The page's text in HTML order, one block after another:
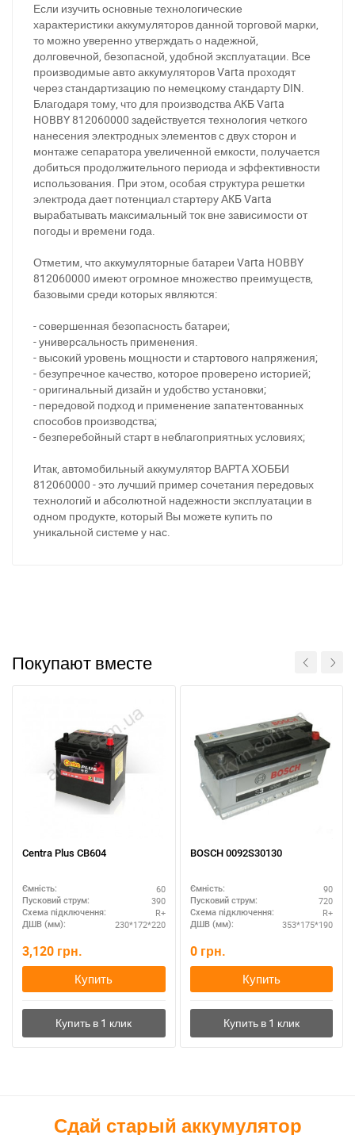
Если изучить основные технологические
характеристики аккумуляторов данной торговой марки,
то можно уверенно утверждать о надежной,
долговечной, безопасной, удобной эксплуатации. Все
производимые авто аккумуляторов Varta проходят
через стандартизацию по немецкому стандарту DIN.
Благодаря тому, что для производства АКБ Varta
HOBBY 812060000 задействуется технология четкого
нанесения электродных элементов с двух сторон и
монтаже сепаратора увеличенной емкости, получается
добиться продолжительного периода и эффективности
использования. При этом, особая структура решетки
электрода дает потенциал стартеру АКБ Varta
вырабатывать максимальный ток вне зависимости от
погоды и времени года.
Отметим, что аккумуляторные батареи Varta HOBBY
812060000 имеют огромное множество преимуществ,
базовыми среди которых являются:
- совершенная безопасность батареи;
- универсальность применения.
- высокий уровень мощности и стартового напряжения;
- безупречное качество, которое проверено историей;
- оригинальный дизайн и удобство установки;
- передовой подход и применение запатентованных
способов производства;
- безперебойный старт в неблагоприятных условиях;
Итак, автомобильный аккумулятор ВАРТА ХОББИ
812060000 - это лучший пример сочетания передовых
технологий и абсолютной надежности эксплуатации в
одном продукте, который Вы можете купить по
уникальной системе у нас.
Покупают вместе
Centra Plus CB604
Ємність: 60
Пусковий струм: 390
Схема підключення: R+
ДШВ (мм): 230*172*220
3,120 грн.
Купить
BOSCH 0092S30130
Ємність: 90
Пусковий струм: 720
Схема підключення: R+
ДШВ (мм): 353*175*190
0 грн.
Купить
Сдай старый аккумулятор
За відсутності звязку - дзвоніть, пишіть у Viber / Telegram
(093) 600-51-11
Написати в Viber